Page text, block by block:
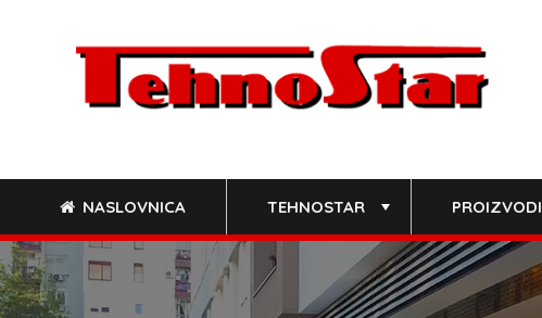
NASLOVNICA TEHNOSTAR PROIZVODI